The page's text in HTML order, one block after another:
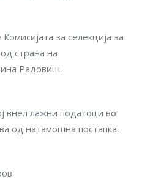
за селекција за
страна на
Радовиш.
внел лажни податоци во
од натамошна постапка.